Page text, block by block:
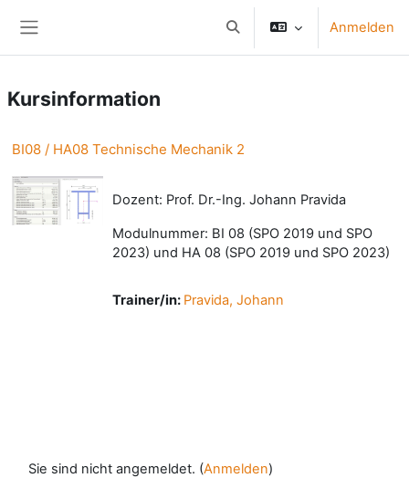
Sucheingabe umschalten
Anmelden
Kursinformation
BI08 / HA08 Technische Mechanik 2
Dozent: Prof. Dr.-Ing. Johann Pravida
Modulnummer: BI 08 (SPO 2019 und SPO
2023) und HA 08 (SPO 2019 und SPO 2023)
Trainer/in: Pravida, Johann
Sie sind nicht angemeldet. (Anmelden)